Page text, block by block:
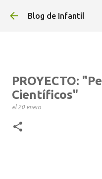
Ir al
Blog de Infantil
PROYECTO:
Científicos"
el 20 enero